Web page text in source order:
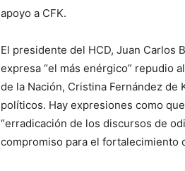
apoyo a CFK.
El presidente del HCD, Juan Carlos
expresa “el más enérgico” repudio
de la Nación, Cristina Fernández
políticos. Hay expresiones como
“erradicación de los discursos de
compromiso para el fortalecimiento